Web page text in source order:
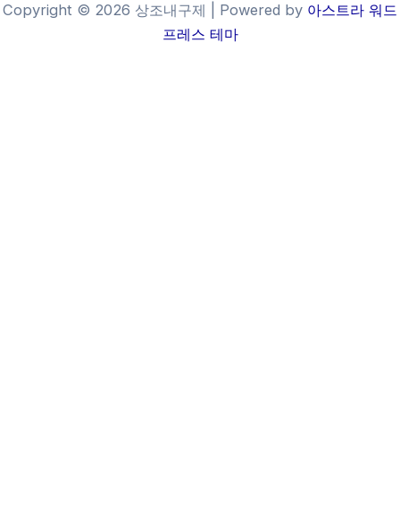
Copyright © 2026 상조내구제 | Powered by 아스트라 워드
프레스 테마